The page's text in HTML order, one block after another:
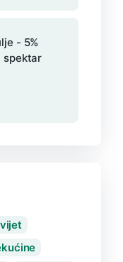
- 5%
spektar